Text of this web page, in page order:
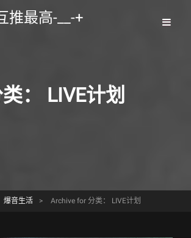
推最高-__-+
： LIVE计划
爆音生活 > Archive for 分类： LIVE计划